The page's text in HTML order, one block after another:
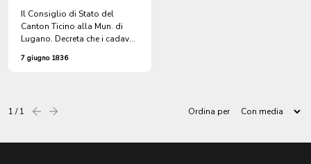
Il Consiglio di Stato del
Canton Ticino alla Mun. di
Lugano. Decreta che i cadaveri
essere portati alla sepoltura
7 giugno 1836
1 / 1 Precedentesuccessiva Ordina per